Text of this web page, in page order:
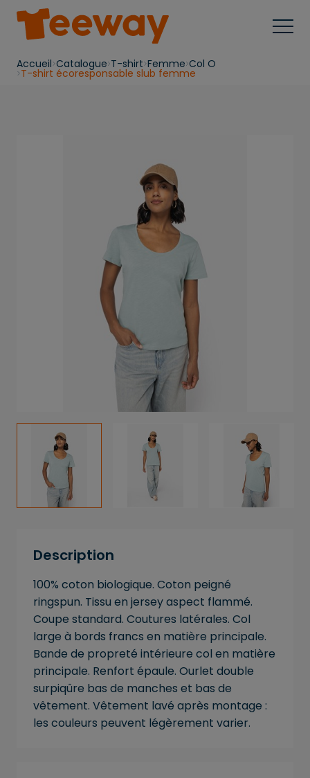
Accueil Catalogue T-shirt Femme Col O
T-shirt écoresponsable slub femme
Description
100% coton biologique. Coton peigné
ringspun. Tissu en jersey aspect flammé.
Coupe standard. Coutures latérales. Col
large à bords francs en matière principale.
Bande de propreté intérieure col en matière
principale. Renfort épaule. Ourlet double
surpiqûre bas de manches et bas de
vêtement. Vêtement lavé après montage :
les couleurs peuvent légèrement varier.